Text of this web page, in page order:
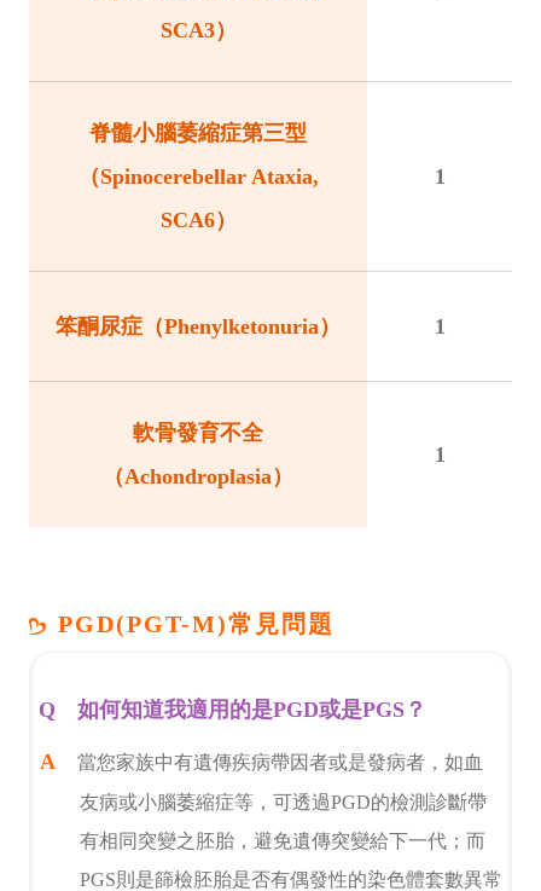
SCA3）
脊髓小腦萎縮症第三型
（Spinocerebellar Ataxia,
SCA6）
1
笨酮尿症（Phenylketonuria） 1
軟骨發育不全
（Achondroplasia）
1
PGD(PGT-M)常見問題
如何知道我適用的是PGD或是PGS？
當您家族中有遺傳疾病帶因者或是發病者，如血
友病或小腦萎縮症等，可透過PGD的檢測診斷帶
有相同突變之胚胎，避免遺傳突變給下一代；而
PGS則是篩檢胚胎是否有偶發性的染色體套數異常